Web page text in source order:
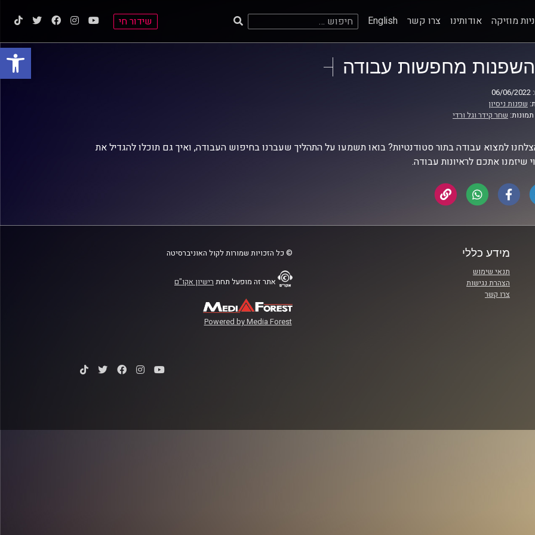
פתח
מוזיקה אודותינו צרו קשר English חיפוש: שידור חי
השפנות מחפשות עבודה
שפנות ניסיון
שחר קידר וגל ורדי
למצוא עבודה בתור סטודנטיות? בואו תשמעו על התהליך שעברנו בחיפוש העבודה, ואיך גם תוכלו להגדיל את
שיזמנו אתכם לראיונות עבודה.
מידע כללי
תנאי שימוש
הצהרת נגישות
צרו קשר
© כל הזכויות שמורות לקול האוניברסיטה
אתר זה מופעל תחת רישיון אקו"ם
Powered by Media Forest